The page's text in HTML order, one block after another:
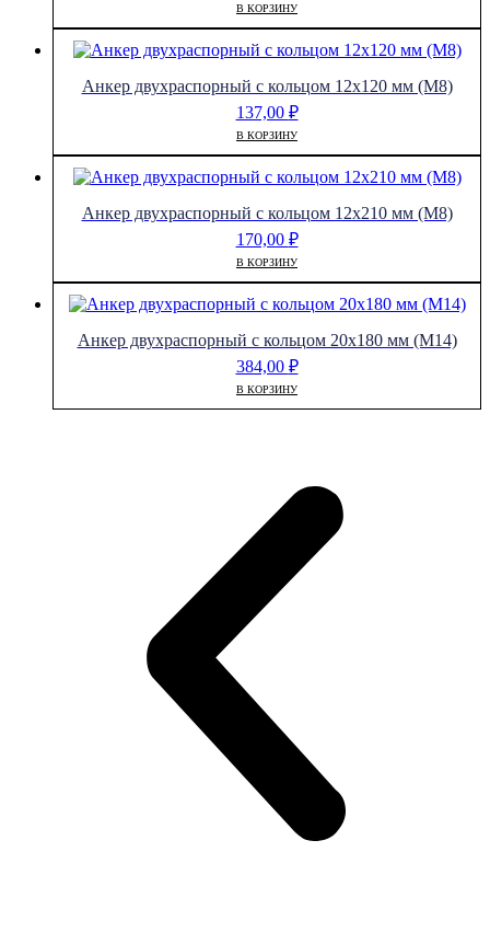
В КОРЗИНУ
Анкер двухраспорный с кольцом 12х120 мм (М8)
137,00 ₽
В КОРЗИНУ
Анкер двухраспорный с кольцом 12х210 мм (М8)
170,00 ₽
В КОРЗИНУ
Анкер двухраспорный с кольцом 20х180 мм (М14)
384,00 ₽
В КОРЗИНУ